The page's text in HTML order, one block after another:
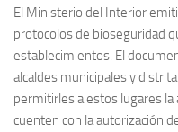
El Ministerio del Interior
protocolos de bioseguridad
establecimientos. El
alcaldes municipales y
permitirles a estos lugares la
cuenten con la autorización